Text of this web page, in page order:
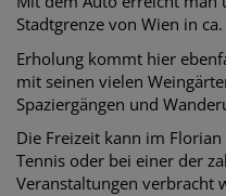
Stadtgrenze von Wien in
Erholung kommt hier
mit seinen vielen
Spaziergängen und
Die Freizeit kann im
Tennis oder bei einer der
Veranstaltungen verbracht